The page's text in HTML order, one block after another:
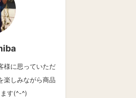
様に思っていただ
楽しみながら商品
す(^-^)